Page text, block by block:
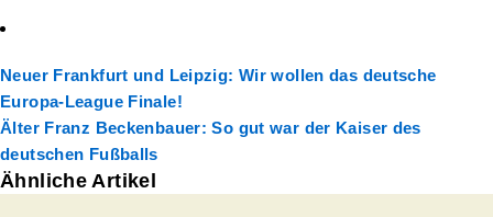
Neuer Frankfurt und Leipzig: Wir wollen das deutsche
Europa-League Finale!
Älter Franz Beckenbauer: So gut war der Kaiser des
deutschen Fußballs
Ähnliche Artikel